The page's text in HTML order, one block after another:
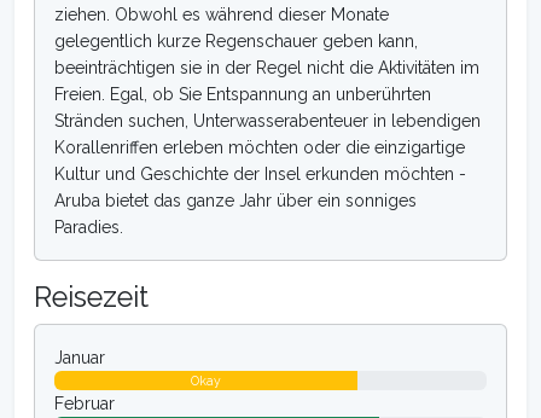
ziehen. Obwohl es während dieser Monate
gelegentlich kurze Regenschauer geben kann,
beeinträchtigen sie in der Regel nicht die Aktivitäten im
Freien. Egal, ob Sie Entspannung an unberührten
Stränden suchen, Unterwasserabenteuer in lebendigen
Korallenriffen erleben möchten oder die einzigartige
Kultur und Geschichte der Insel erkunden möchten -
Aruba bietet das ganze Jahr über ein sonniges
Paradies.
Reisezeit
Januar
Okay
Februar